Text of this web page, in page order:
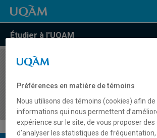
Étudier à l'UQAM
COURS//
Canada de la Confédération à
et modernité
Préférences en matière de témoins
Nous utilisons des témoins (cookies) afin
informations qui nous permettent
expérience sur le site, de vous proposer
d’analyser les statistiques de fréquentation,